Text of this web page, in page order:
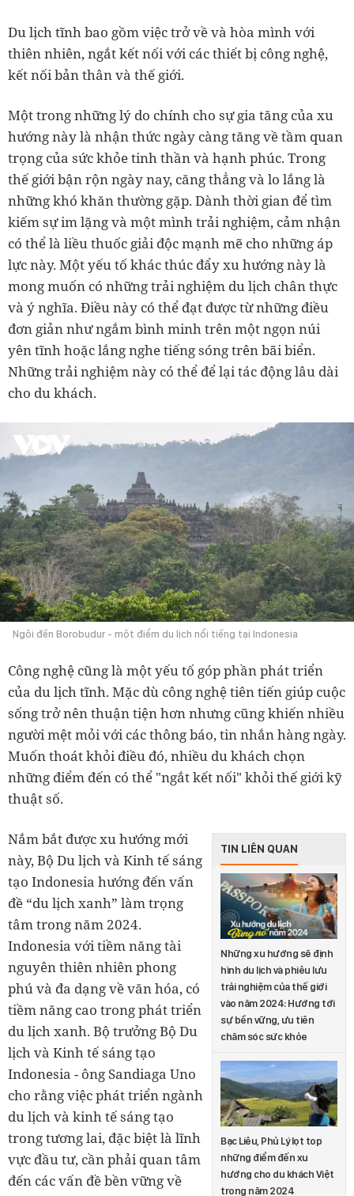
Du lịch tĩnh bao gồm việc trở về và hòa mình với
thiên nhiên, ngắt kết nối với các thiết bị công nghệ,
kết nối bản thân và thế giới.
Một trong những lý do chính cho sự gia tăng của xu
hướng này là nhận thức ngày càng tăng về tầm quan
trọng của sức khỏe tinh thần và hạnh phúc. Trong
thế giới bận rộn ngày nay, căng thẳng và lo lắng là
những khó khăn thường gặp. Dành thời gian để tìm
kiếm sự im lặng và một mình trải nghiệm, cảm nhận
có thể là liều thuốc giải độc mạnh mẽ cho những áp
lực này. Một yếu tố khác thúc đẩy xu hướng này là
mong muốn có những trải nghiệm du lịch chân thực
và ý nghĩa. Điều này có thể đạt được từ những điều
đơn giản như ngắm bình minh trên một ngọn núi
yên tĩnh hoặc lắng nghe tiếng sóng trên bãi biển.
Những trải nghiệm này có thể để lại tác động lâu dài
cho du khách.
Ngôi đền Borobudur - một điểm du lịch nổi tiếng tại Indonesia
Công nghệ cũng là một yếu tố góp phần phát triển
của du lịch tĩnh. Mặc dù công nghệ tiên tiến giúp cuộc
sống trở nên thuận tiện hơn nhưng cũng khiến nhiều
người mệt mỏi với các thông báo, tin nhắn hàng ngày.
Muốn thoát khỏi điều đó, nhiều du khách chọn
những điểm đến có thể "ngắt kết nối" khỏi thế giới kỹ
thuật số.
TIN LIÊN QUAN
Những xu hướng sẽ định
hình du lịch và phiêu lưu
trải nghiệm của thế giới
vào năm 2024: Hướng tới
sự bền vững, ưu tiên
chăm sóc sức khỏe
Bạc Liêu, Phủ Lý lọt top
những điểm đến xu
hướng cho du khách Việt
trong năm 2024
Nắm bắt được xu hướng mới
này, Bộ Du lịch và Kinh tế sáng
tạo Indonesia hướng đến vấn
đề “du lịch xanh” làm trọng
tâm trong năm 2024.
Indonesia với tiềm năng tài
nguyên thiên nhiên phong
phú và đa dạng về văn hóa, có
tiềm năng cao trong phát triển
du lịch xanh. Bộ trưởng Bộ Du
lịch và Kinh tế sáng tạo
Indonesia - ông Sandiaga Uno
cho rằng việc phát triển ngành
du lịch và kinh tế sáng tạo
trong tương lai, đặc biệt là lĩnh
vực đầu tư, cần phải quan tâm
đến các vấn đề bền vững về